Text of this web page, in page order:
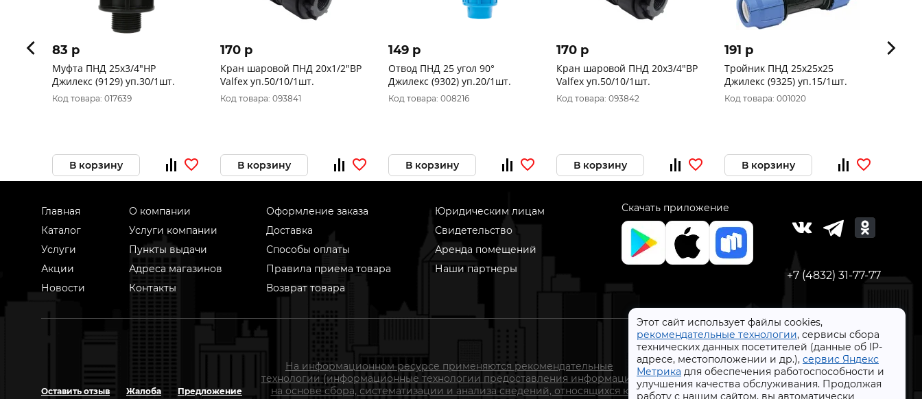
Этот сайт использует файлы cookies,
рекомендательные технологии, сервисы сбора
технических данных посетителей (данные об IP-
адресе, местоположении и др.), сервис Яндекс
Метрика для обеспечения работоспособности и
улучшения качества обслуживания. Продолжая
работу с нашим сайтом, вы автоматически
83 p
Муфта ПНД 25х3/4"НР
Джилекс (9129) уп.30/1шт.
Код товара: 017639
В корзину
170 p
Кран шаровой ПНД 20х1/2"ВР
Valfex уп.50/10/1шт.
Код товара: 093841
В корзину
149 p
Отвод ПНД 25 угол 90°
Джилекс (9302) уп.20/1шт.
Код товара: 008216
В корзину
170 p
Кран шаровой ПНД 20х3/4"ВР
Valfex уп.50/10/1шт.
Код товара: 093842
В корзину
191 p
Тройник ПНД 25х25х25
Джилекс (9325) уп.15/1шт.
Код товара: 001020
В корзину
204
Главная
Каталог
Услуги
Акции
Новости
О компании
Услуги компании
Пункты выдачи
Адреса магазинов
Контакты
Оформление заказа
Доставка
Способы оплаты
Правила приема товара
Возврат товара
Юридическим лицам
Свидетельство
Аренда помещений
Наши партнеры
Скачать приложение
+7 (4832) 31-77-77
Оставить отзыв Жалоба Предложение
На информационном ресурсе применяются рекомендательные
технологии (информационные технологии предоставления информации
на основе сбора, систематизации и анализа сведений, относящихся к
СтройлоН 1998-2026 г.
Публичная оферта